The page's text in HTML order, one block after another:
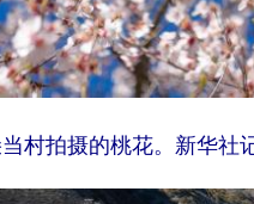
村拍摄的桃花。新华社